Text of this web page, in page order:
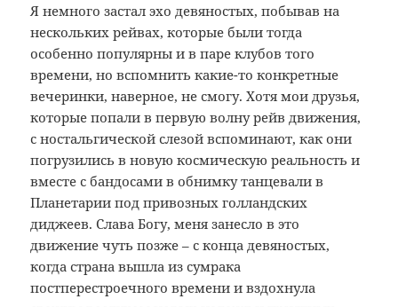
Я немного застал эхо девяностых, побывав на
нескольких рейвах, которые были тогда
особенно популярны и в паре клубов того
времени, но вспомнить какие-то конкретные
вечеринки, наверное, не смогу. Хотя мои друзья,
которые попали в первую волну рейв движения,
с ностальгической слезой вспоминают, как они
погрузились в новую космическую реальность и
вместе с бандосами в обнимку танцевали в
Планетарии под привозных голландских
диджеев. Слава Богу, меня занесло в это
движение чуть позже – с конца девяностых,
когда страна вышла из сумрака
постперестроечного времени и вздохнула